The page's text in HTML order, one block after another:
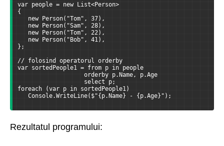
var people = new List<Person>
{
new Person("Tom", 37),
new Person("Sam", 28),
new Person("Tom", 22),
new Person("Bob", 41),
};
// folosind operatorul orderby
var sortedPeople1 = from p in people
orderby p.Name, p.Age
select p;
foreach (var p in sortedPeople1)
Console.WriteLine($"{p.Name} - {p.Age}");
Rezultatul programului: